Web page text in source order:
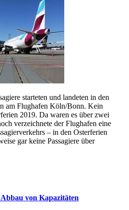
starteten und landeten in den
am Flughafen Köln/Bonn. Kein
2019. Da waren es über zwei
verzeichnete der Flughafen eine
– in den Osterferien
gar keine Passagiere über
von Kapazitäten